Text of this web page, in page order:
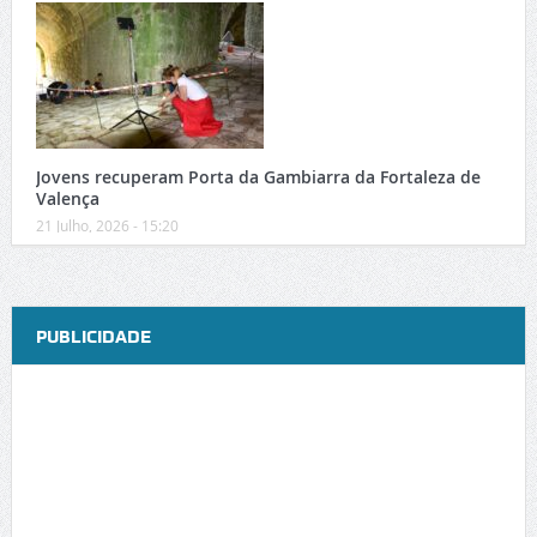
Jovens recuperam Porta da Gambiarra da Fortaleza de
Valença
21 Julho, 2026 - 15:20
PUBLICIDADE